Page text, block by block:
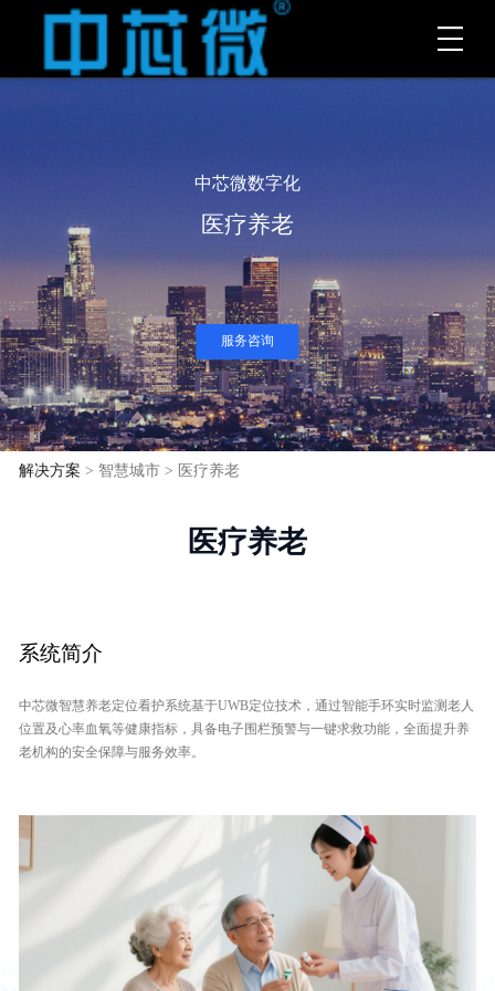
中芯微数字化
医疗养老
服务咨询
解决方案 > 智慧城市 > 医疗养老
医疗养老
系统简介
中芯微智慧养老定位看护系统基于UWB定位技术，通过智能手环实时监测老人
位置及心率血氧等健康指标，具备电子围栏预警与一键求救功能，全面提升养
老机构的安全保障与服务效率。